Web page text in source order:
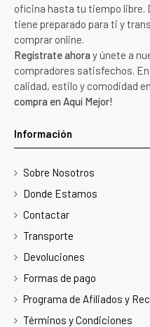
oficina hasta tu tiempo libre.
tiene preparado para ti y
comprar online.
Regístrate ahora y únete a
compradores satisfechos. En
calidad, estilo y comodidad
compra en Aquí Mejor!
Información
Sobre Nosotros
Donde Estamos
Contactar
Transporte
Devoluciones
Formas de pago
Programa de Afiliados y
Términos y Condiciones